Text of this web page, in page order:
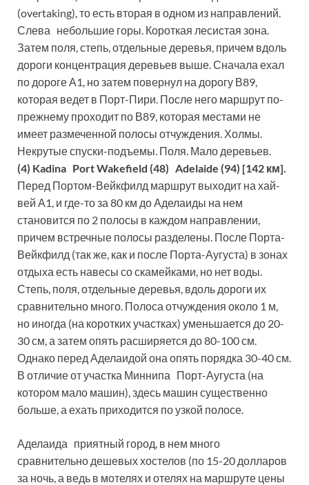
(overtaking), то есть вторая в одном из направлений.
Слева небольшие горы. Короткая лесистая зона.
Затем поля, степь, отдельные деревья, причем вдоль
дороги концентрация деревьев выше. Сначала ехал
по дороге А1, но затем повернул на дорогу В89,
которая ведет в Порт-Пири. После него маршрут по-
прежнему проходит по В89, которая местами не
имеет размеченной полосы отчуждения. Холмы.
Некрутые спуски-подъемы. Поля. Мало деревьев.
(4) Kadina Port Wakefield (48) Adelaide (94) [142 км].
Перед Портом-Вейкфилд маршрут выходит на хай-
вей А1, и где-то за 80 км до Аделаиды на нем
становится по 2 полосы в каждом направлении,
причем встречные полосы разделены. После Порта-
Вейкфилд (так же, как и после Порта-Аугуста) в зонах
отдыха есть навесы со скамейками, но нет воды.
Степь, поля, отдельные деревья, вдоль дороги их
сравнительно много. Полоса отчуждения около 1 м,
но иногда (на коротких участках) уменьшается до 20-
30 см, а затем опять расширяется до 80-100 см.
Однако перед Аделаидой она опять порядка 30-40 см.
В отличие от участка Миннипа Порт-Аугуста (на
котором мало машин), здесь машин существенно
больше, а ехать приходится по узкой полосе.
Аделаида приятный город, в нем много
сравнительно дешевых хостелов (по 15-20 долларов
за ночь, а ведь в мотелях и отелях на маршруте цены